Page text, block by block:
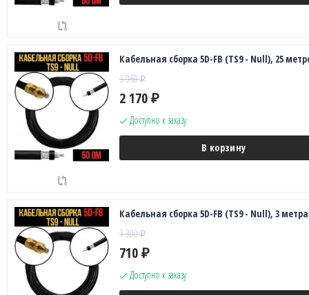
Кабельная сборка 5D-FB (TS9 - Null), 25
3 960₽
2 170 ₽
Доступно к заказу
В корзину
Кабельная сборка 5D-FB (TS9 - Null), 3 метра
1 300₽
710 ₽
Доступно к заказу